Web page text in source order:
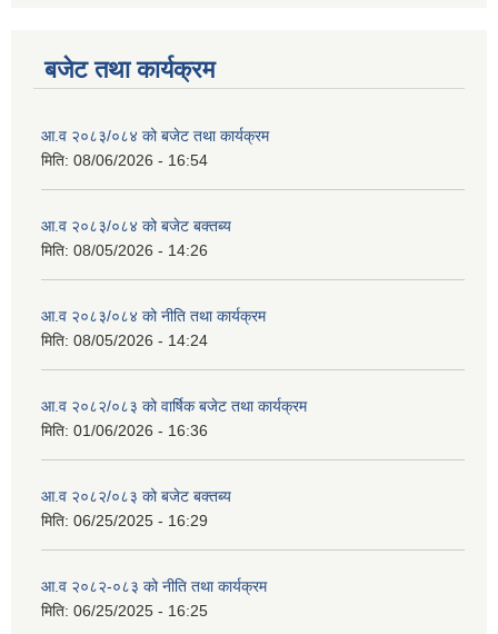
बजेट तथा कार्यक्रम
आ.व २०८३/०८४ को बजेट तथा कार्यक्रम
मिति: 08/06/2026 - 16:54
आ.व २०८३/०८४ को बजेट बक्तब्य
मिति: 08/05/2026 - 14:26
आ.व २०८३/०८४ को नीति तथा कार्यक्रम
मिति: 08/05/2026 - 14:24
आ.व २०८२/०८३ को वार्षिक बजेट तथा कार्यक्रम
मिति: 01/06/2026 - 16:36
आ.व २०८२/०८३ को बजेट बक्तब्य
मिति: 06/25/2025 - 16:29
आ.व २०८२-०८३ को नीति तथा कार्यक्रम
मिति: 06/25/2025 - 16:25